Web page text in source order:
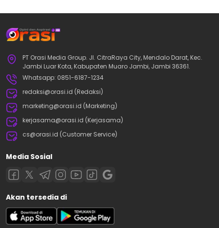
PT Orasi Media Group. Jl. CitraRaya City, Mendalo Darat, Kec.
Jambi Luar Kota, Kabupaten Muaro Jambi, Jambi 36361.
Whatsapp: 0851-6187-1234
redaksi@orasi.id (Redaksi)
marketing@orasi.id (Marketing)
kerjasama@orasi.id (Kerjasama)
cs@orasi.id (Customer Service)
Media Sosial
Akan tersedia di